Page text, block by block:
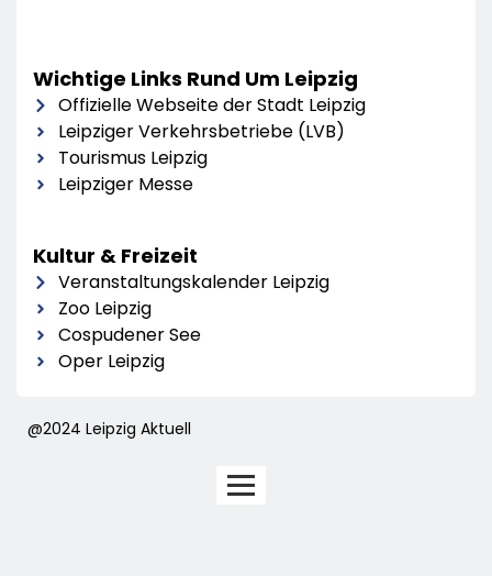
Wichtige Links Rund Um Leipzig
Offizielle Webseite der Stadt Leipzig
Leipziger Verkehrsbetriebe (LVB)
Tourismus Leipzig
Leipziger Messe
Kultur & Freizeit
Veranstaltungskalender Leipzig
Zoo Leipzig
Cospudener See
Oper Leipzig
@2024 Leipzig Aktuell